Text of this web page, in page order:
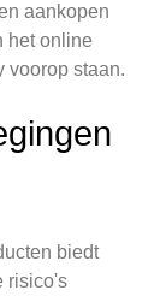
aankopen
het online
voorop staan.
biedt
risico's